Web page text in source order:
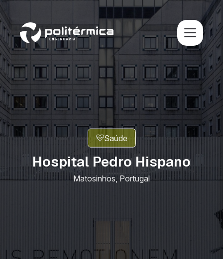
Saúde
Hospital Pedro Hispano
Matosinhos, Portugal